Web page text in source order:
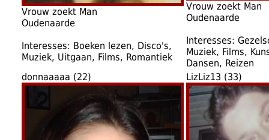
Vrouw zoekt Man
Oudenaarde
Interesses: Boeken lezen, Disco's,
Muziek, Uitgaan, Films, Romantiek
Vrouw zoekt Man
Oudenaarde
Interesses:
Muziek, Films,
Dansen, Reizen
donnaaaaa (22)
LizLiz13 (33)